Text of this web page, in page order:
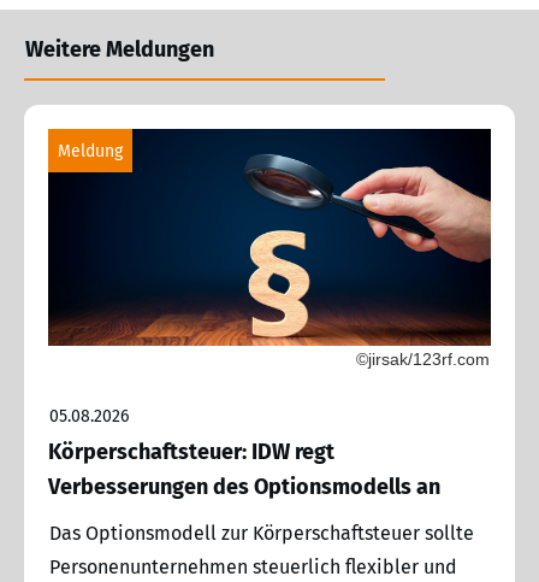
Weitere Meldungen
Meldung
©jirsak/123rf.com
05.08.2026
Körperschaftsteuer: IDW regt
Verbesserungen des Optionsmodells an
Das Optionsmodell zur Körperschaftsteuer sollte
Personenunternehmen steuerlich flexibler und